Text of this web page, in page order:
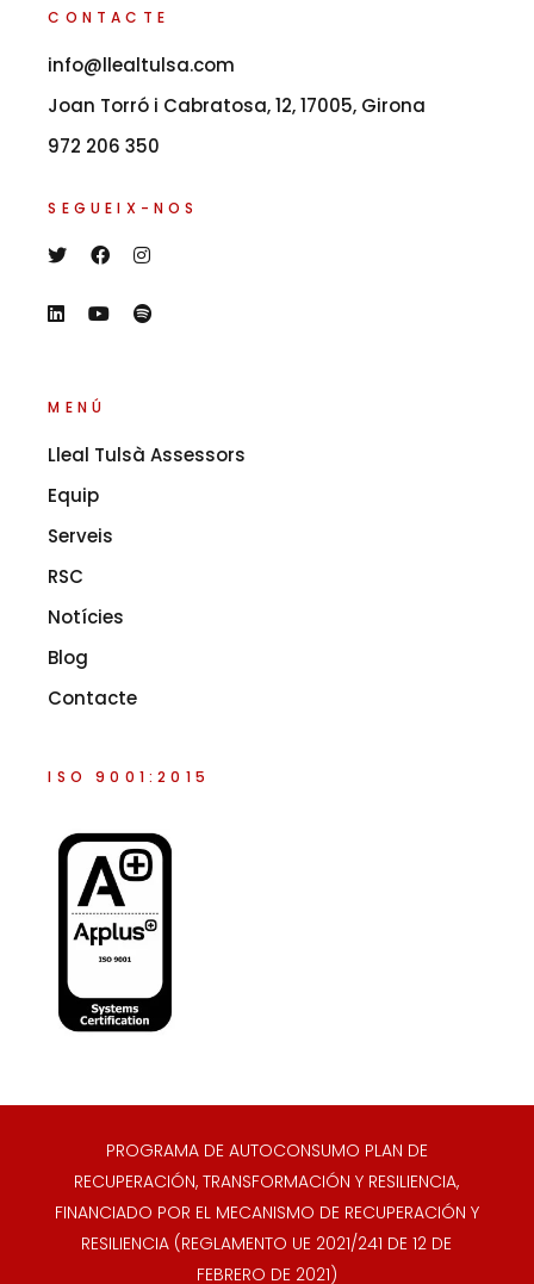
CONTACTE
info@llealtulsa.com
Joan Torró i Cabratosa, 12, 17005, Girona
972 206 350
SEGUEIX-NOS
MENÚ
Lleal Tulsà Assessors
Equip
Serveis
RSC
Notícies
Blog
Contacte
ISO 9001:2015
PROGRAMA DE AUTOCONSUMO PLAN DE
RECUPERACIÓN, TRANSFORMACIÓN Y RESILIENCIA,
FINANCIADO POR EL MECANISMO DE RECUPERACIÓN Y
RESILIENCIA (REGLAMENTO UE 2021/241 DE 12 DE
FEBRERO DE 2021)